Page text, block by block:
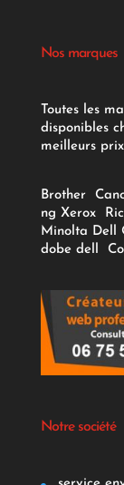
Nos marques
Toutes les
disponibles
meilleurs
Brother
ng Xerox
Minolta Dell
dobe dell
Notre société